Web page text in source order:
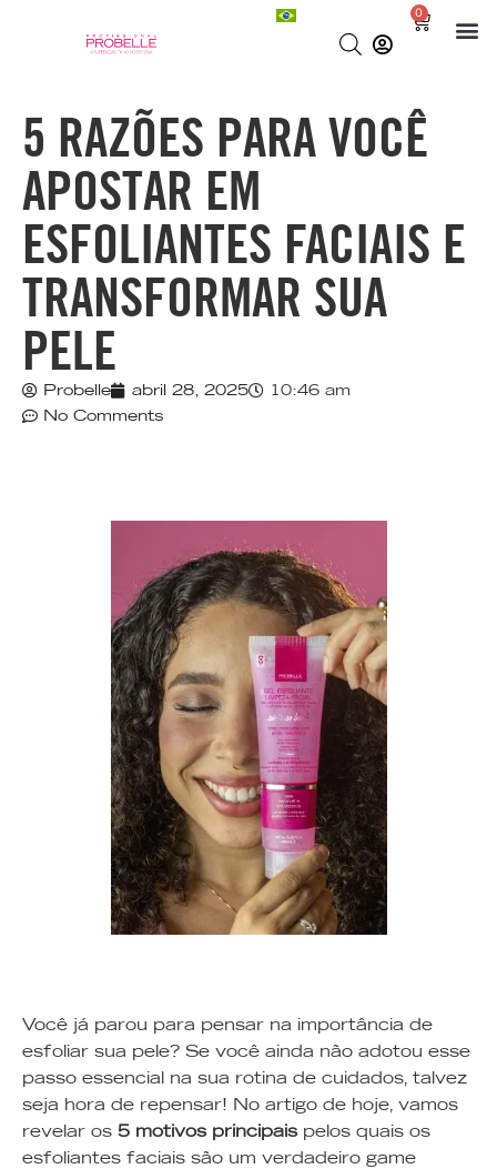
0
5 RAZÕES PARA VOCÊ
APOSTAR EM
ESFOLIANTES FACIAIS E
TRANSFORMAR SUA
PELE
Probelle abril 28, 2025
10:46 am
No Comments
Você já parou para pensar na importância de
esfoliar sua pele? Se você ainda não adotou esse
passo essencial na sua rotina de cuidados, talvez
seja hora de repensar! No artigo de hoje, vamos
revelar os 5 motivos principaispelos quais os
esfoliantes faciais são um verdadeiro game